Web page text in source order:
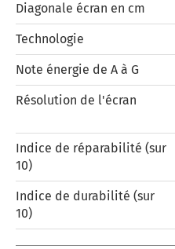
Diagonale écran en cm
Technologie
Note énergie de A à G
Résolution de l'écran
Indice de réparabilité (sur
10)
Indice de durabilité (sur
10)